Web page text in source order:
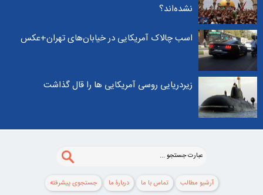
نشده‌اند؟
اسب چالاک آمریکایی در خیابان‌های تهران+عکس
زیردریایی روسی آمریکایی ها را قال گذاشت
آرشیو مطالب تماس با ما دربارۀ ما جستجوی پيشرفته